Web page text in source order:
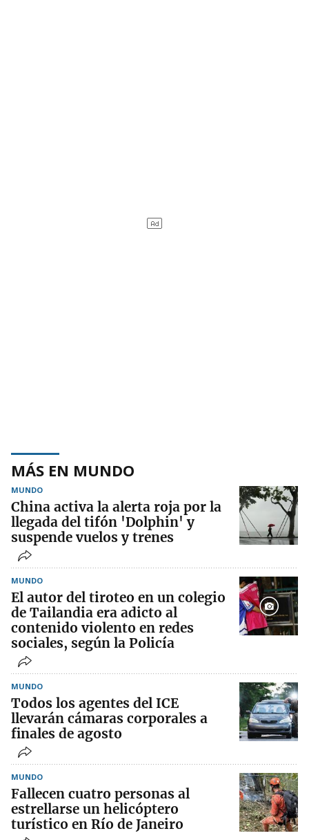
MÁS EN MUNDO
MUNDO
China activa la alerta roja por la
llegada del tifón 'Dolphin' y
suspende vuelos y trenes
MUNDO
El autor del tiroteo en un colegio
de Tailandia era adicto al
contenido violento en redes
sociales, según la Policía
MUNDO
Todos los agentes del ICE
llevarán cámaras corporales a
finales de agosto
MUNDO
Fallecen cuatro personas al
estrellarse un helicóptero
turístico en Río de Janeiro